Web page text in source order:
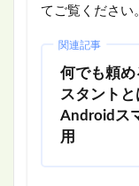
てご覧ください
関連記事
何でも頼め
スタントと
Androidス
用